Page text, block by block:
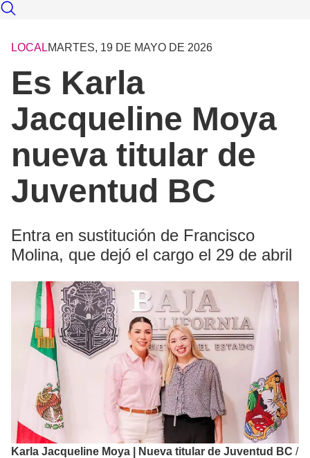
LOCALMARTES, 19 DE MAYO DE 2026
Es Karla
Jacqueline Moya
nueva titular de
Juventud BC
Entra en sustitución de Francisco
Molina, que dejó el cargo el 29 de abril
Karla Jacqueline Moya | Nueva titular de Juventud BC /